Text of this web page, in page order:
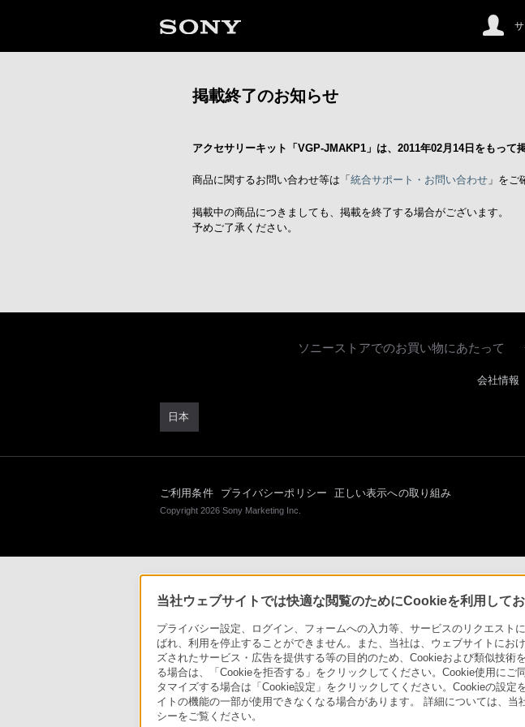
掲載終了のお知らせ
アクセサリーキット「VGP-JMAKP1」は、2011年02月14日をもって
商品に関するお問い合わせ等は「 統合サポート・お問い合わせ 」をご
掲載中の商品につきましても、掲載を終了する場合がございます。
予めご了承ください。
当社ウェブサイトでは快適な閲覧のためにCookieを利用してお
プライバシー設定、ログイン、フォームへの入力等、サービスのリクエス
ばれ、利用を停止することができません。また、当社は、ウェブサイトにお
ズされたサービス・広告を提供する等の目的のため、Cookieおよび類似技
る場合は、「Cookieを拒否する」をクリックしてください。Cookie使用に
タマイズする場合は「Cookie設定」をクリックしてください。Cookieの設
イトの機能の一部が使用できなくなる場合があります。 詳細については、
シーをご覧ください。
ソニーストアでのお買い物にあたって
日本
会社情報
ご利用条件 プライバシーポリシー 正しい表示への取り組み
Copyright 2026 Sony Marketing Inc.